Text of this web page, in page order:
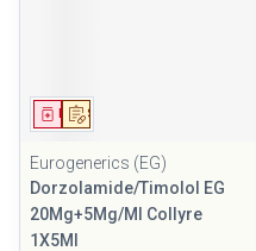
Sur prescription
Médicament
Eurogenerics (EG)
Dorzolamide/Timolol EG
20Mg+5Mg/Ml Collyre
1X5Ml